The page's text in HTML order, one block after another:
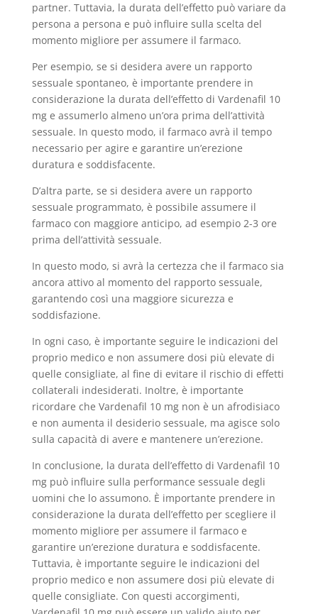
partner. Tuttavia, la durata dell’effetto può variare da
persona a persona e può influire sulla scelta del
momento migliore per assumere il farmaco.
Per esempio, se si desidera avere un rapporto
sessuale spontaneo, è importante prendere in
considerazione la durata dell’effetto di Vardenafil 10
mg e assumerlo almeno un’ora prima dell’attività
sessuale. In questo modo, il farmaco avrà il tempo
necessario per agire e garantire un’erezione
duratura e soddisfacente.
D’altra parte, se si desidera avere un rapporto
sessuale programmato, è possibile assumere il
farmaco con maggiore anticipo, ad esempio 2-3 ore
prima dell’attività sessuale.
In questo modo, si avrà la certezza che il farmaco sia
ancora attivo al momento del rapporto sessuale,
garantendo così una maggiore sicurezza e
soddisfazione.
In ogni caso, è importante seguire le indicazioni del
proprio medico e non assumere dosi più elevate di
quelle consigliate, al fine di evitare il rischio di effetti
collaterali indesiderati. Inoltre, è importante
ricordare che Vardenafil 10 mg non è un afrodisiaco
e non aumenta il desiderio sessuale, ma agisce solo
sulla capacità di avere e mantenere un’erezione.
In conclusione, la durata dell’effetto di Vardenafil 10
mg può influire sulla performance sessuale degli
uomini che lo assumono. È importante prendere in
considerazione la durata dell’effetto per scegliere il
momento migliore per assumere il farmaco e
garantire un’erezione duratura e soddisfacente.
Tuttavia, è importante seguire le indicazioni del
proprio medico e non assumere dosi più elevate di
quelle consigliate. Con questi accorgimenti,